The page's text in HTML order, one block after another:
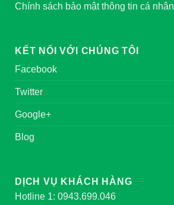
Chính sách bảo mật thông tin cá nhân
KẾT NỐI VỚI CHÚNG TÔI
Facebook
Twitter
Google+
Blog
DỊCH VỤ KHÁCH HÀNG
Hotline 1: 0943.699.046